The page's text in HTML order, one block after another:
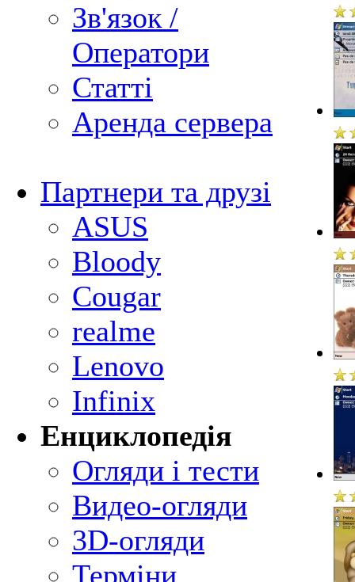
Зв'язок /
Оператори
Статті
Аренда сервера
Партнери та друзі
ASUS
Bloody
Cougar
realme
Lenovo
Infinix
Енциклопедія
Огляди і тести
Видео-огляди
3D-огляди
Терміни